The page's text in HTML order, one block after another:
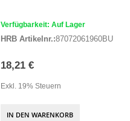
Verfügbarkeit: Auf Lager
HRB Artikelnr.:87072061960BU
18,21 €
Exkl. 19% Steuern
IN DEN WARENKORB